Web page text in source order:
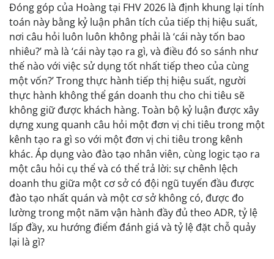
Đóng góp của Hoàng tại FHV 2026 là định khung lại tính
toán này bằng kỷ luận phân tích của tiếp thị hiệu suất,
nơi câu hỏi luôn luôn không phải là ‘cái này tốn bao
nhiêu?’ mà là ‘cái này tạo ra gì, và điều đó so sánh như
thế nào với việc sử dụng tốt nhất tiếp theo của cùng
một vốn?’ Trong thực hành tiếp thị hiệu suất, người
thực hành không thể gán doanh thu cho chi tiêu sẽ
không giữ được khách hàng. Toàn bộ kỷ luận được xây
dựng xung quanh câu hỏi một đơn vị chi tiêu trong một
kênh tạo ra gì so với một đơn vị chi tiêu trong kênh
khác. Áp dụng vào đào tạo nhân viên, cùng logic tạo ra
một câu hỏi cụ thể và có thể trả lời: sự chênh lệch
doanh thu giữa một cơ sở có đội ngũ tuyến đầu được
đào tạo nhất quán và một cơ sở không có, được đo
lường trong một năm vận hành đầy đủ theo ADR, tỷ lệ
lấp đầy, xu hướng điểm đánh giá và tỷ lệ đặt chỗ quảy
lại là gì?